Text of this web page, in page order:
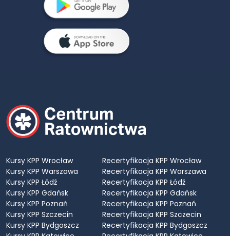
Kursy KPP Wrocław
Kursy KPP Warszawa
Kursy KPP Łódź
Kursy KPP Gdańsk
Kursy KPP Poznań
Kursy KPP Szczecin
Kursy KPP Bydgoszcz
Recertyfikacja KPP Wrocław
Recertyfikacja KPP Warszawa
Recertyfikacja KPP Łódź
Recertyfikacja KPP Gdańsk
Recertyfikacja KPP Poznań
Recertyfikacja KPP Szczecin
Recertyfikacja KPP Bydgoszcz